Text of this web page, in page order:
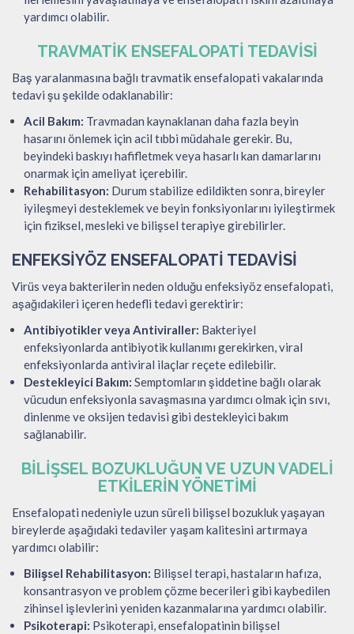
yardımcı olabilir.
TRAVMATIK ENSEFALOPATI TEDAVISI
Baş yaralanmasına bağlı travmatik ensefalopati vakalarında
tedavi şu şekilde odaklanabilir:
Acil Bakım: Travmadan kaynaklanan daha fazla beyin
hasarını önlemek için acil tıbbi müdahale gerekir. Bu,
beyindeki baskıyı hafifletmek veya hasarlı kan damarlarını
onarmak için ameliyat içerebilir.
Rehabilitasyon: Durum stabilize edildikten sonra, bireyler
iyileşmeyi desteklemek ve beyin fonksiyonlarını iyileştirmek
için fiziksel, mesleki ve bilişsel terapiye girebilirler.
ENFEKSIYÖZ ENSEFALOPATI TEDAVISI
Virüs veya bakterilerin neden olduğu enfeksiyöz ensefalopati,
aşağıdakileri içeren hedefli tedavi gerektirir:
Antibiyotikler veya Antiviraller: Bakteriyel
enfeksiyonlarda antibiyotik kullanımı gerekirken, viral
enfeksiyonlarda antiviral ilaçlar reçete edilebilir.
Destekleyici Bakım: Semptomların şiddetine bağlı olarak
vücudun enfeksiyonla savaşmasına yardımcı olmak için sıvı,
dinlenme ve oksijen tedavisi gibi destekleyici bakım
sağlanabilir.
BILIŞSEL BOZUKLUĞUN VE UZUN VADELI
ETKILERIN YÖNETIMI
Ensefalopati nedeniyle uzun süreli bilişsel bozukluk yaşayan
bireylerde aşağıdaki tedaviler yaşam kalitesini artırmaya
yardımcı olabilir:
Bilişsel Rehabilitasyon: Bilişsel terapi, hastaların hafıza,
konsantrasyon ve problem çözme becerileri gibi kaybedilen
zihinsel işlevlerini yeniden kazanmalarına yardımcı olabilir.
Psikoterapi: Psikoterapi, ensefalopatinin bilişsel